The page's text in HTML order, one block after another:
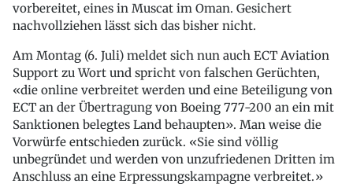
vorbereitet, eines in Muscat im Oman. Gesichert
nachvollziehen lässt sich das bisher nicht.
Am Montag (6. Juli) meldet sich nun auch ECT Aviation
Support zu Wort und spricht von falschen Gerüchten,
«die online verbreitet werden und eine Beteiligung von
ECT an der Übertragung von Boeing 777-200 an ein mit
Sanktionen belegtes Land behaupten». Man weise die
Vorwürfe entschieden zurück. «Sie sind völlig
unbegründet und werden von unzufriedenen Dritten im
Anschluss an eine Erpressungskampagne verbreitet.»